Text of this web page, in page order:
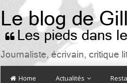
Le blog de
 Les pieds dans
Journaliste, écrivain, critique
Home Actualités